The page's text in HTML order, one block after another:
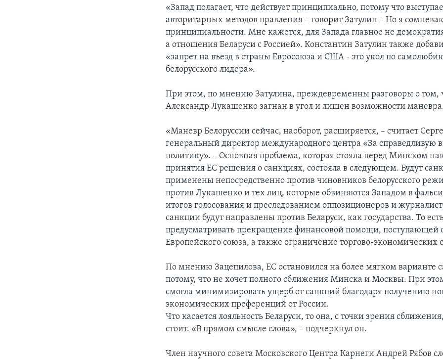
«Запад полагает, что действует принципиально, потому что
авторитарных методов правления – говорит Затулин – Но я
принципиальности. Мне кажется, для Запада главное не
а отношения Беларуси с Россией». Константин Затулин также
«запрет на въезд в страны Евросоюза и США - это укол по
белорусского лидера».
При этом, по мнению Затулина, преждевременны разговоры о том,
Александр Лукашенко загнан в угол и лишен возможности
«Маневр Белоруссии сейчас, наоборот, расширяется, – считает
генеральный директор международного центра «За
политику». – Основная проблема, которая стояла перед Минском
принятия ЕС решения о санкциях, состояла в следующем. Будут
применены непосредственно против чиновников белорусского
против Лукашенко и тех лиц, которые обвиняются Западом в
итогов голосования и преследованием оппозиционеров и
санкции будут направлены против Беларуси, как государства. То
предусматривать прекращение финансовой помощи, поступающей
Европейского союза, а также ограничение торгово-экономических
По мнению Зацепилова, ЕС остановился на более мягком варианте
потому, что не хочет полного сближения Минска и Москвы. При
смогла минимизировать ущерб от санкций благодаря получению
экономических преференций от России.
Что касается лояльность Беларуси, то она, с точки зрения
стоит. «В прямом смысле слова», – подчеркнул он.
Член научного совета Московского Центра Карнеги Андрей Рябов